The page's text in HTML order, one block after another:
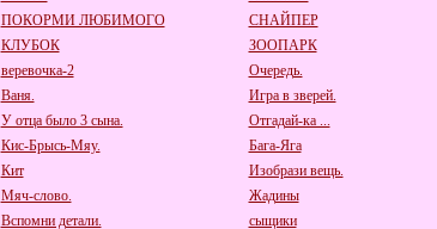
ПОКОРМИ ЛЮБИМОГО
СНАЙПЕР
КЛУБОК
ЗООПАРК
веревочка-2
Очередь.
Ваня.
Игра в зверей.
У отца было 3 сына.
Отгадай-ка ...
Кис-Брысь-Мяу.
Бага-Яга
Кит
Изобрази вещь.
Мяч-слово.
Жадины
Вспомни детали.
сыщики